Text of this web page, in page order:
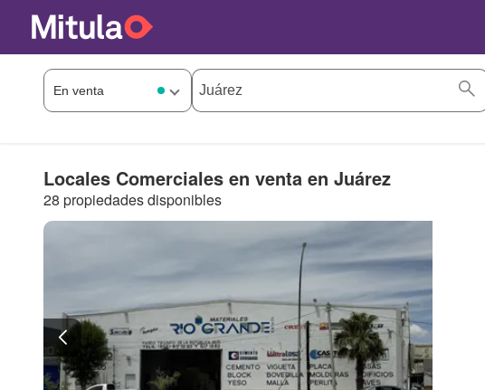
Locales Comerciales en venta en Juárez
28 propiedades disponibles